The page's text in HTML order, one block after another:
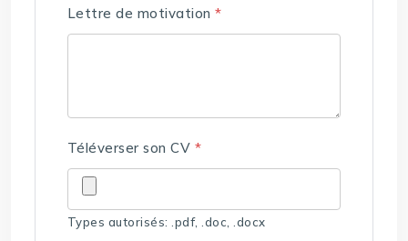
Lettre de motivation*
Téléverser son CV *
Types autorisés: .pdf, .doc, .docx